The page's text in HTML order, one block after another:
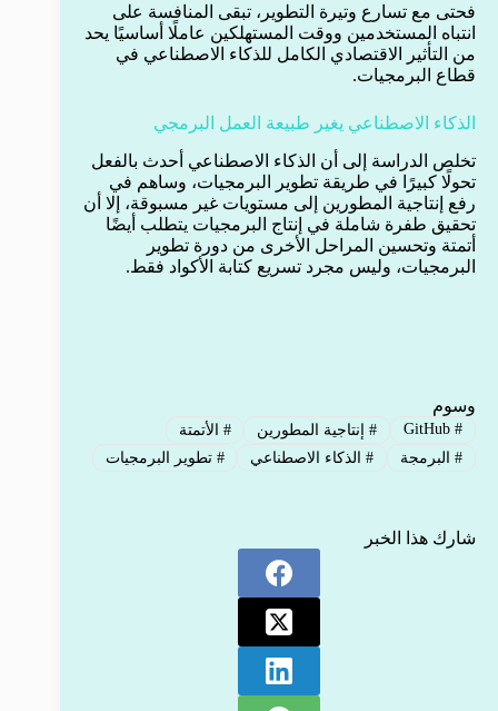
فحتى مع تسارع وتيرة التطوير، تبقى المنافسة على
انتباه المستخدمين ووقت المستهلكين عاملًا أساسيًا يحد
من التأثير الاقتصادي الكامل للذكاء الاصطناعي في
قطاع البرمجيات.
الذكاء الاصطناعي يغير طبيعة العمل البرمجي
تخلص الدراسة إلى أن الذكاء الاصطناعي أحدث بالفعل
تحولًا كبيرًا في طريقة تطوير البرمجيات، وساهم في
رفع إنتاجية المطورين إلى مستويات غير مسبوقة، إلا أن
تحقيق طفرة شاملة في إنتاج البرمجيات يتطلب أيضًا
أتمتة وتحسين المراحل الأخرى من دورة تطوير
البرمجيات، وليس مجرد تسريع كتابة الأكواد فقط.
وسوم
#
GitHub
#إنتاجية المطورين # الأتمتة
#البرمجة #الذكاء الاصطناعي # تطوير البرمجيات
شارك هذا الخبر